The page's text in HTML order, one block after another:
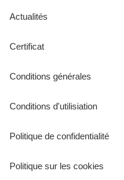
Actualités
Certificat
Conditions générales
Conditions d'utilisiation
Politique de confidentialité
Politique sur les cookies